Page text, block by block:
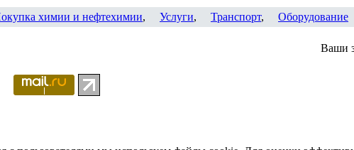
химии и нефтехимии, Услуги, Транспорт, Оборудование
Ваши